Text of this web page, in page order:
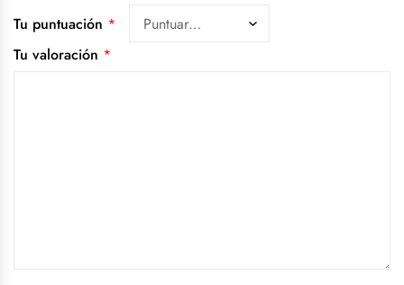
Tu puntuación *
Tu valoración *